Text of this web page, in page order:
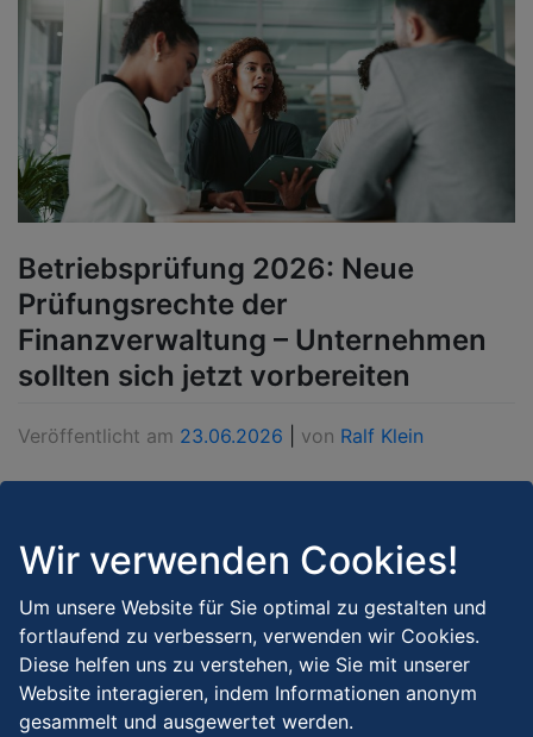
Betriebsprüfung 2026: Neue
Prüfungsrechte der
Finanzverwaltung – Unternehmen
sollten sich jetzt vorbereiten
Veröffentlicht am 23.06.2026 von Ralf Klein
Die gute Nachricht: Der Gesetzgeber möchte
Betriebsprüfungen künftig schneller abschließen. Die
weniger erfreuliche Nachricht: Um dieses Ziel zu
erreichen, wurden die Rechte der Finanzverwaltung
erheblich ausgeweitet.
Weiterlesen →
Wir verwenden Cookies!
Um unsere Website für Sie optimal zu gestalten und
fortlaufend zu verbessern, verwenden wir Cookies.
Diese helfen uns zu verstehen, wie Sie mit unserer
Website interagieren, indem Informationen anonym
gesammelt und ausgewertet werden.